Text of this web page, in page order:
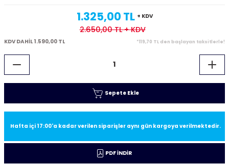
1.325,00 TL + KDV
2.650,00 TL+ KDV
KDV DAHİL 1.590,00 TL *119,70 TL den başlayan taksitlerle!
Sepete Ekle
Hafta içi 17:00'a kadar verilen siparişler aynı gün kargoya verilmektedir.
PDF İNDİR